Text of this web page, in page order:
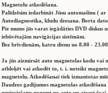
Magnetolu atkodēšana.
Palīdzēsim iedarbināt Jūsu automašīnu ( ar
Autodiagnostika, kludu dzesana. Borta
Pie mums jūs varat iegādāties DVD diskus
iebūvētajām navigācijas sistēmām.
Bez brīvdienām, katru dienu no 8.00 - 23.00
Ja jūs aizmirsāt auto magnetolas kodu vai
atbloķēt vai atkodēt to, t. i. noteikt
magnetolu. Atkodēšanai tiek izmantotas
Daudzos gadījumos magnetolas